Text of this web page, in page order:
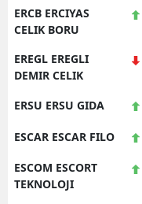
ERCB ERCIYAS
CELIK BORU
EREGL EREGLI
DEMIR CELIK
ERSU ERSU GIDA
ESCAR ESCAR FILO
ESCOM ESCORT
TEKNOLOJI